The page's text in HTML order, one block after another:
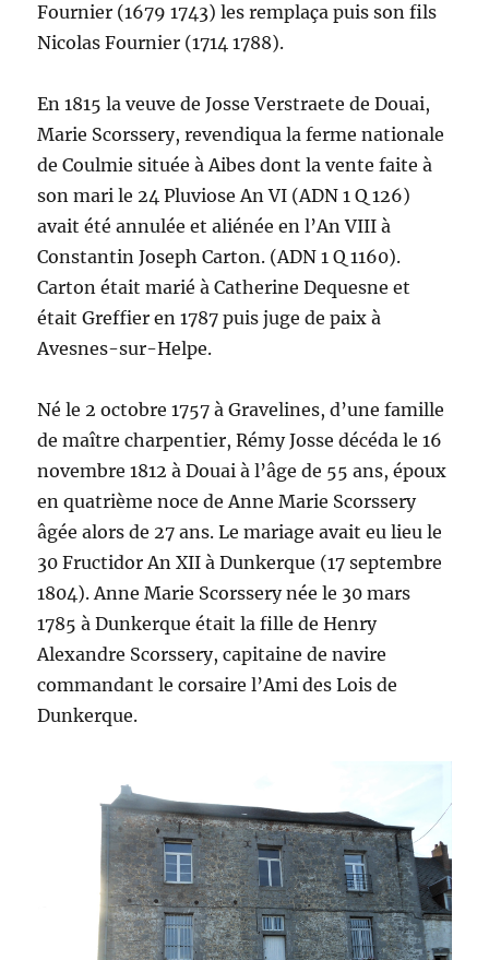
Fournier (1679 1743) les remplaça puis son fils
Nicolas Fournier (1714 1788).
En 1815 la veuve de Josse Verstraete de Douai,
Marie Scorssery, revendiqua la ferme nationale
de Coulmie située à Aibes dont la vente faite à
son mari le 24 Pluviose An VI (ADN 1 Q 126)
avait été annulée et aliénée en l’An VIII à
Constantin Joseph Carton. (ADN 1 Q 1160).
Carton était marié à Catherine Dequesne et
était Greffier en 1787 puis juge de paix à
Avesnes-sur-Helpe.
Né le 2 octobre 1757 à Gravelines, d’une famille
de maître charpentier, Rémy Josse décéda le 16
novembre 1812 à Douai à l’âge de 55 ans, époux
en quatrième noce de Anne Marie Scorssery
âgée alors de 27 ans. Le mariage avait eu lieu le
30 Fructidor An XII à Dunkerque (17 septembre
1804). Anne Marie Scorssery née le 30 mars
1785 à Dunkerque était la fille de Henry
Alexandre Scorssery, capitaine de navire
commandant le corsaire l’Ami des Lois de
Dunkerque.